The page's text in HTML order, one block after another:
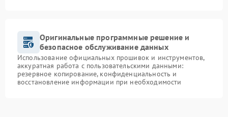
Оригинальные программные решение и
безопасное обслуживание данных
Использование официальных прошивок и инструментов,
аккуратная работа с пользовательскими данными:
резервное копирование, конфиденциальность и
восстановление информации при необходимости